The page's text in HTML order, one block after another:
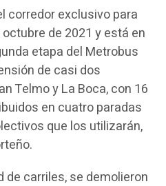
corredor exclusivo para
de 2021 y está en
etapa del Metrobus
de casi dos
Telmo y La Boca, con 16
en cuatro paradas
que los utilizarán,
de carriles, se demolieron